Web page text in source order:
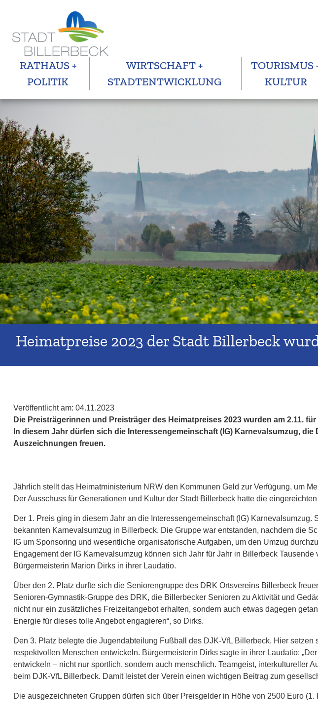
RATHAUS +
POLITIK
WIRTSCHAFT +
STADTENTWICKLUNG
TOURISMUS
KULTUR
Heimatpreise 2023 der Stadt Billerbeck
Veröffentlicht am: 04.11.2023
Die Preisträgerinnen und Preisträger des Heimatpreises 2023 wurden am 2.11.
In diesem Jahr dürfen sich die Interessengemeinschaft (IG) Karnevalsumzug,
Auszeichnungen freuen.
Jährlich stellt das Heimatministerium NRW den Kommunen Geld zur Verfügung, um
Der Ausschuss für Generationen und Kultur der Stadt Billerbeck hatte die
Der 1. Preis ging in diesem Jahr an die Interessengemeinschaft (IG)
bekannten Karnevalsumzug in Billerbeck. Die Gruppe war entstanden, nachdem die
IG um Sponsoring und wesentliche organisatorische Aufgaben, um den Umzug
Engagement der IG Karnevalsumzug können sich Jahr für Jahr in Billerbeck
Bürgermeisterin Marion Dirks in ihrer Laudatio.
Über den 2. Platz durfte sich die Seniorengruppe des DRK Ortsvereins Billerbeck
Senioren-Gymnastik-Gruppe des DRK, die Billerbecker Senioren zu Aktivität und
nicht nur ein zusätzliches Freizeitangebot erhalten, sondern auch etwas dagegen
Energie für dieses tolle Angebot engagieren“, so Dirks.
Den 3. Platz belegte die Jugendabteilung Fußball des DJK-VfL Billerbeck. Hier
respektvollen Menschen entwickeln. Bürgermeisterin Dirks sagte in ihrer Laudatio:
entwickeln – nicht nur sportlich, sondern auch menschlich. Teamgeist, interkultureller
beim DJK-VfL Billerbeck. Damit leistet der Verein einen wichtigen Beitrag zum
Die ausgezeichneten Gruppen dürfen sich über Preisgelder in Höhe von 2500 Euro